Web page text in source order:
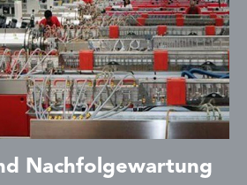
Nachfolgewartung